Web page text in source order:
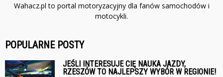
Wahacz.pl to portal motoryzacyjny dla fanów samochodów i
motocykli.
POPULARNE POSTY
JEŚLI INTERESUJE CIĘ NAUKA JAZDY,
RZESZÓW TO NAJLEPSZY WYBÓR W REGIONIE!